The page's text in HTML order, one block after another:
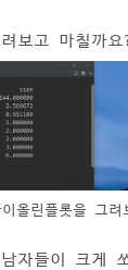
보고 마칠까요
이올린플롯을 그려
자들이 크게